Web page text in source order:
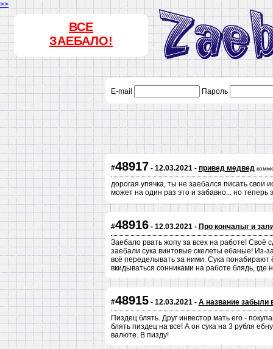
>>
ВСЕ
ЗАЕБАЛО!
E-mail Пароль
#48917 - 12.03.2021 - привед медвед
дорогая упячка, ты не заебался писать
может на один раз это и забавно... но теперь
#48916- 12.03.2021 - Про кончалыг и
Заебало рвать жопу за всех на работе! Своё
заебали сука винтовые скелеты ебаные! Из-
всё переделывать за ними. Сука понабирают
вкидываться сонниками на работе блядь,
#48915- 12.03.2021 - А название забыли
Пиздец блять. Друг инвестор мать его -
блять пиздец на все! А он сука на 3 рубля
валюте. В пизду!